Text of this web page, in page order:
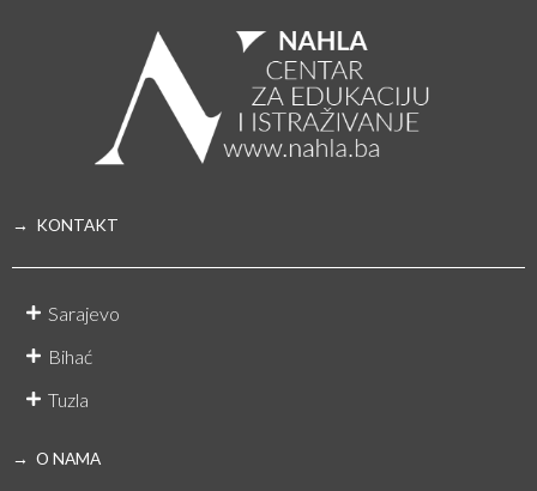
→ KONTAKT
Sarajevo
Bihać
Tuzla
→ O NAMA